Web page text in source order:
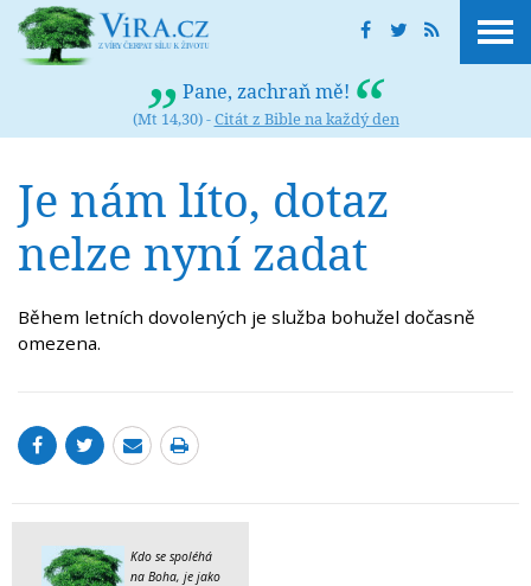
Pane, zachraň mě!
(Mt 14,30) -Citát z Bible na každý den
Je nám líto, dotaz
nelze nyní zadat
Během letních dovolených je služba bohužel dočasně
omezena.
Kdo se spoléhá
na Boha, je jako